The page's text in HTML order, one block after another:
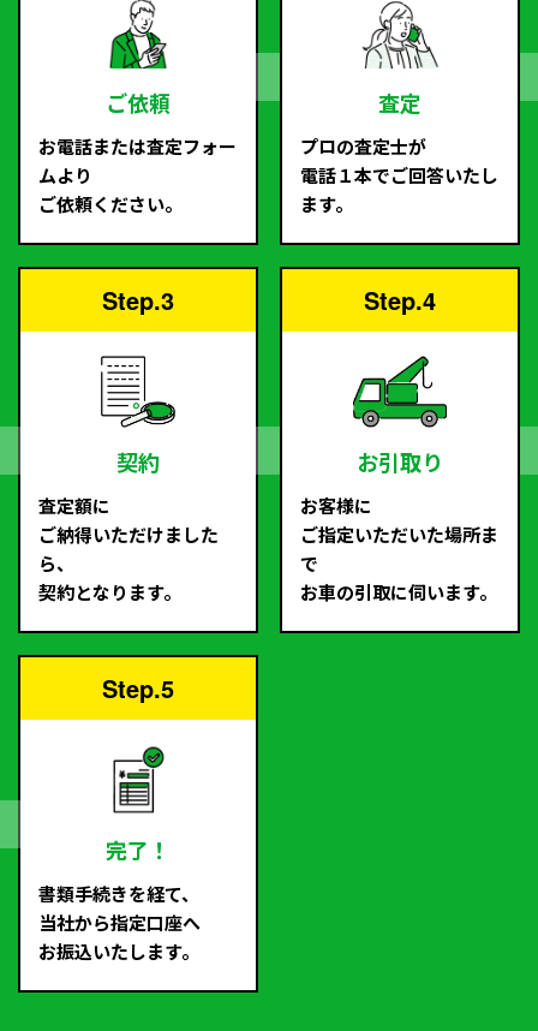
ご依頼
お電話または査定フォー
ムより
ご依頼ください。
査定
プロの査定士が
電話１本でご回答いたし
ます。
Step.3
契約
査定額に
ご納得いただけました
ら、
契約となります。
Step.4
お引取り
お客様に
ご指定いただいた場所ま
で
お車の引取に伺います。
Step.5
完了！
書類手続きを経て、
当社から指定口座へ
お振込いたします。